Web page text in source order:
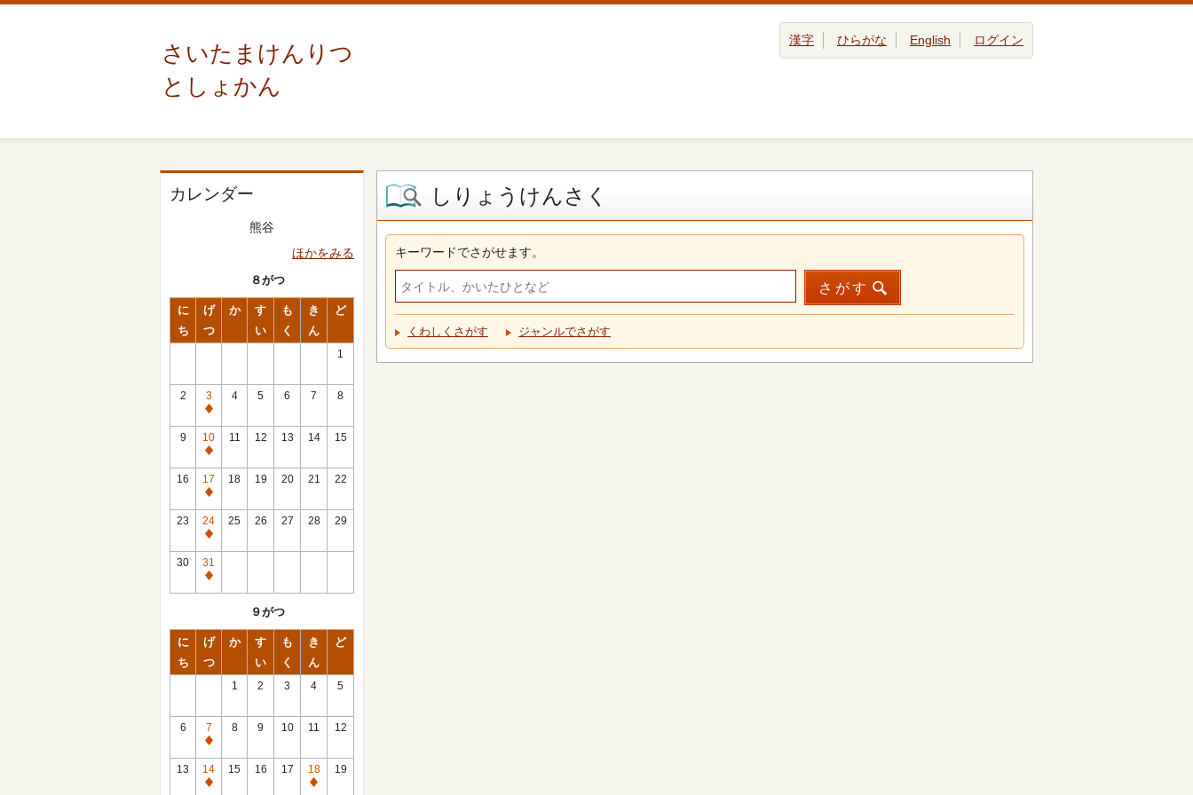
さいたまけんりつ
としょかん
漢字 ひらがな English ログイン
カレンダー
熊谷
ほかをみる
８がつ
に
ち
げ
つ
か
す
い
も
く
き
ん
ど
1
2
3
休
館
日
4 5 6 7 8
9
10
休
館
日
11 12 13 14 15
16
17
休
館
日
18 19 20 21 22
23
24
休
館
日
25 26 27 28 29
30
31
休
９がつ
に
ち
げ
つ
か
す
い
も
く
き
ん
ど
1 2 3 4 5
6
7
休
館
日
8 9 10 11 12
13
14
休
15 16 17
18
休
19
しりょうけんさく
キーワードでさがせます。
さがす
くわしくさがす ジャンルでさがす